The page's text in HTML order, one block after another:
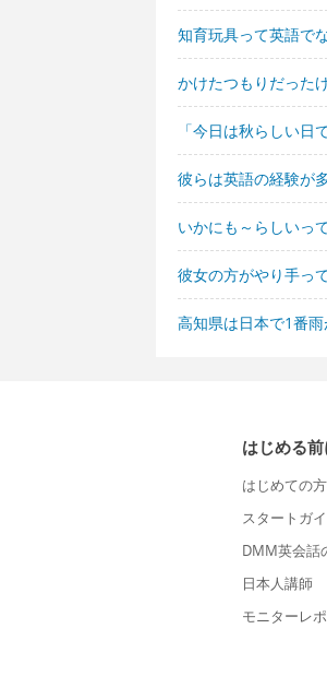
知育玩具って英語で
かけたつもりだった
「今日は秋らしい日
彼らは英語の経験が
いかにも～らしいっ
彼女の方がやり手っ
高知県は日本で1番
はじめる前
はじめての
スタートガ
DMM英会話
日本人講師
モニターレ